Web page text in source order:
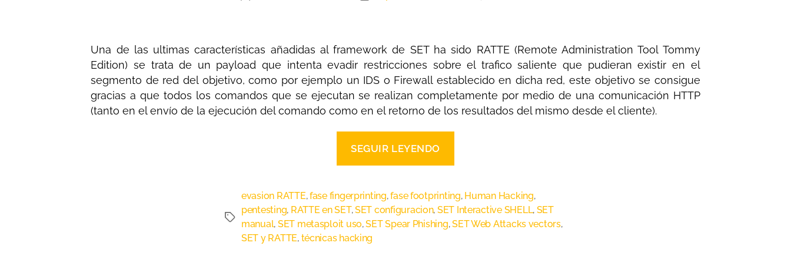
Una de las ultimas características añadidas al framework de SET ha sido RATTE (Remote Administration Tool Tommy
Edition) se trata de un payload que intenta evadir restricciones sobre el trafico saliente que pudieran existir en el
segmento de red del objetivo, como por ejemplo un IDS o Firewall establecido en dicha red, este objetivo se consigue
gracias a que todos los comandos que se ejecutan se realizan completamente por medio de una comunicación HTTP
(tanto en el envío de la ejecución del comando como en el retorno de los resultados del mismo desde el cliente).
SEGUIR LEYENDO
evasion RATTE,fase fingerprinting,fase footprinting, Human Hacking,
pentesting, RATTE en SET,SET configuracion, SET Interactive SHELL, SET
manual, SET metasploit uso,SET Spear Phishing,SET Web Attacks vectors,
SET y RATTE, técnicas hacking